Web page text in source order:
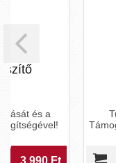
One-A-
Turbózd fel a
Támogatja az